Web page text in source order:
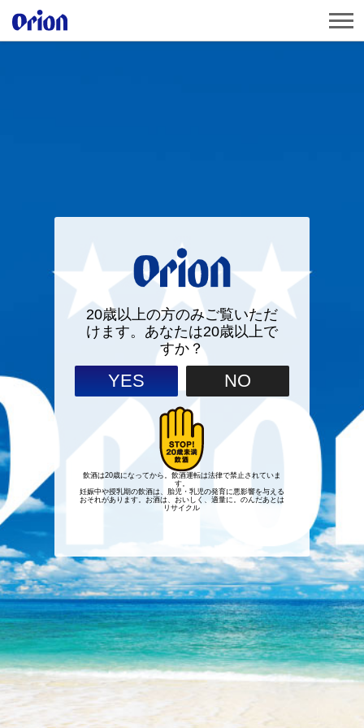
20歳以上の方のみご覧いただ
けます。あなたは20歳以上で
すか？
YES NO
飲酒は20歳になってから。飲酒運転は法律で禁止されていま
す。
妊娠中や授乳期の飲酒は、胎児・乳児の発育に悪影響を与える
おそれがあります。お酒は、おいしく、適量に。のんだあとは
リサイクル